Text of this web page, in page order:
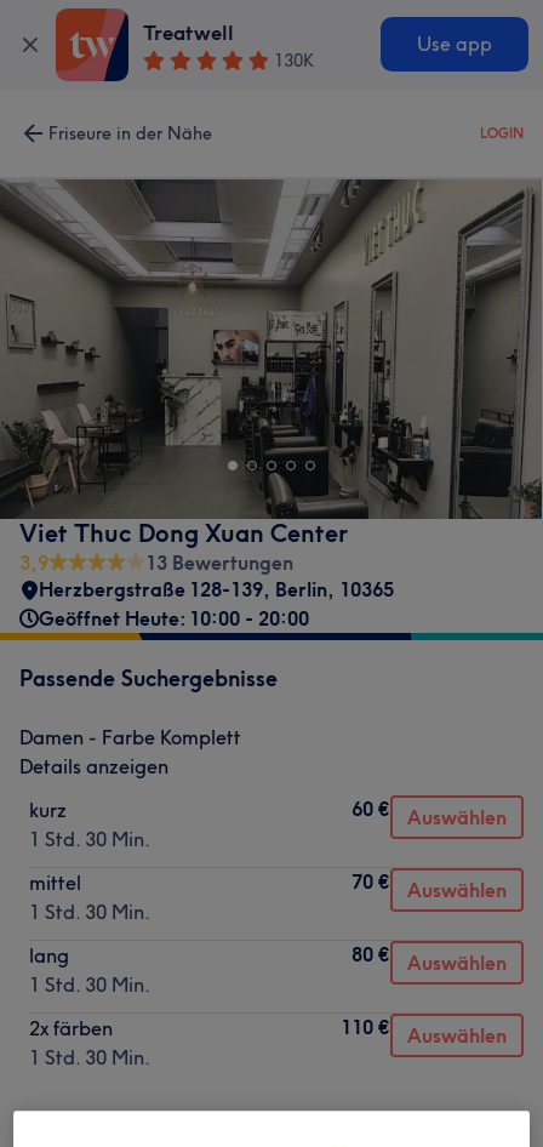
Treatwell
130K
Use app
Friseure in der Nähe LOGIN
Viet Thuc Dong Xuan Center
3,9
13 Bewertungen
Herzbergstraße 128-139, Berlin, 10365
Geöffnet Heute: 10:00 - 20:00
Passende Suchergebnisse
Damen - Farbe Komplett
Details anzeigen
kurz
1 Std. 30 Min.
60 € Auswählen
mittel
1 Std. 30 Min.
70 € Auswählen
lang
1 Std. 30 Min.
80 € Auswählen
2x färben
1 Std. 30 Min.
110 € Auswählen